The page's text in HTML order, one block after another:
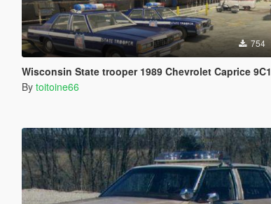
754
Wisconsin State trooper 1989 Chevrolet Caprice 9C1
By toitoine66